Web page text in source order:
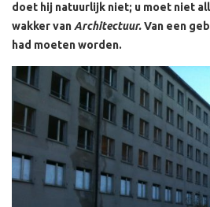
doet hij natuurlijk niet; u moet niet
wakker van Architectuur.Van een
had moeten worden.